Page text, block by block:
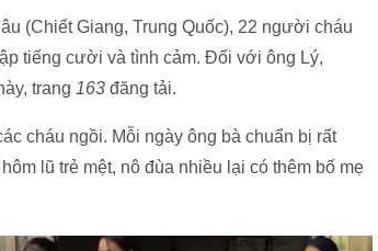
(Chiết Giang, Trung Quốc), 22 người cháu
tiếng cười và tình cảm. Đối với ông Lý,
trang 163 đăng tải.
cháu ngồi. Mỗi ngày ông bà chuẩn bị rất
lũ trẻ mệt, nô đùa nhiều lại có thêm bố mẹ